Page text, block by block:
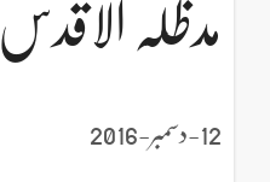
مدظلہ الاقدس
12-دسمبر-2016